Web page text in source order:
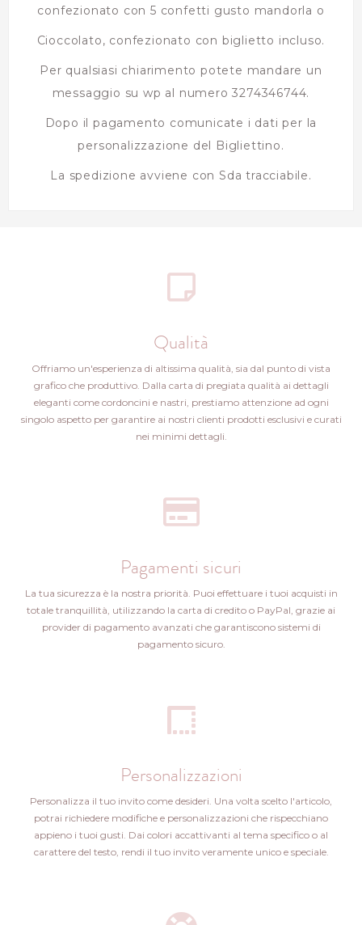
confezionato con 5 confetti gusto mandorla o
Cioccolato, confezionato con biglietto incluso.
Per qualsiasi chiarimento potete mandare un
messaggio su wp al numero 3274346744.
Dopo il pagamento comunicate i dati per la
personalizzazione del Bigliettino.
La spedizione avviene con Sda tracciabile.
Qualità
Offriamo un'esperienza di altissima qualità, sia dal punto di vista
grafico che produttivo. Dalla carta di pregiata qualità ai dettagli
eleganti come cordoncini e nastri, prestiamo attenzione ad ogni
singolo aspetto per garantire ai nostri clienti prodotti esclusivi e curati
nei minimi dettagli.
Pagamenti sicuri
La tua sicurezza è la nostra priorità. Puoi effettuare i tuoi acquisti in
totale tranquillità, utilizzando la carta di credito o PayPal, grazie ai
provider di pagamento avanzati che garantiscono sistemi di
pagamento sicuro.
Personalizzazioni
Personalizza il tuo invito come desideri. Una volta scelto l'articolo,
potrai richiedere modifiche e personalizzazioni che rispecchiano
appieno i tuoi gusti. Dai colori accattivanti al tema specifico o al
carattere del testo, rendi il tuo invito veramente unico e speciale.